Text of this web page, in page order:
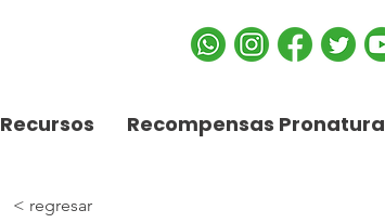
Recursos Recompensas Pronatura
< regresar